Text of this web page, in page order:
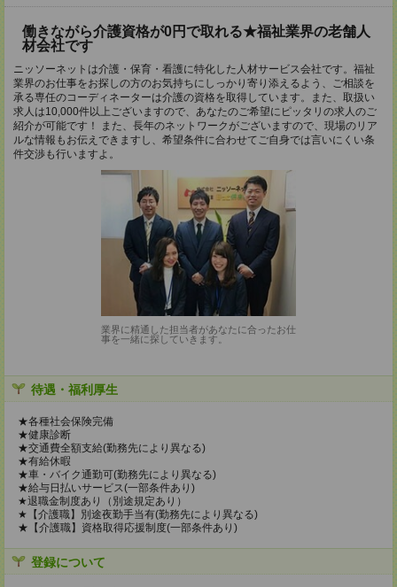
働きながら介護資格が0円で取れる★福祉業界の老舗人
材会社です
ニッソーネットは介護・保育・看護に特化した人材サービス会社です。福祉
業界のお仕事をお探しの方のお気持ちにしっかり寄り添えるよう、ご相談を
承る専任のコーディネーターは介護の資格を取得しています。また、取扱い
求人は10,000件以上ございますので、あなたのご希望にピッタリの求人のご
紹介が可能です！ また、長年のネットワークがございますので、現場のリア
ルな情報もお伝えできますし、希望条件に合わせてご自身では言いにくい条
件交渉も行いますよ。
業界に精通した担当者があなたに合ったお仕
事を一緒に探していきます。
待遇・福利厚生
★各種社会保険完備
★健康診断
★交通費全額支給(勤務先により異なる)
★有給休暇
★車・バイク通勤可(勤務先により異なる)
★給与日払いサービス(一部条件あり)
★退職金制度あり（別途規定あり）
★【介護職】別途夜勤手当有(勤務先により異なる)
★【介護職】資格取得応援制度(一部条件あり)
登録について